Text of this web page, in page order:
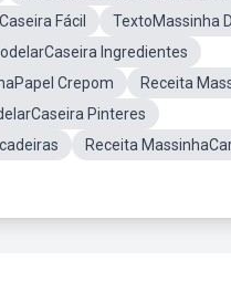
Fácil
TextoMassinha
Ingredientes
Crepom
Receita
Pinteres
Receita